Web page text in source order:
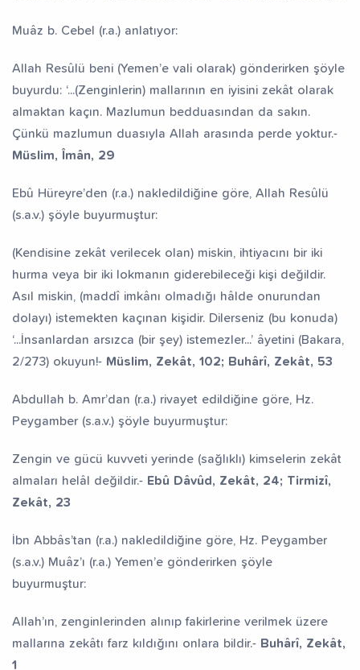
Muâz b. Cebel (r.a.) anlatıyor:
Allah Resûlü beni (Yemen’e vali olarak) gönderirken şöyle
buyurdu: ‘...(Zenginlerin) mallarının en iyisini zekât olarak
almaktan kaçın. Mazlumun bedduasından da sakın.
Çünkü mazlumun duasıyla Allah arasında perde yoktur.-
Müslim, Îmân, 29
Ebû Hüreyre’den (r.a.) nakledildiğine göre, Allah Resûlü
(s.a.v.) şöyle buyurmuştur:
(Kendisine zekât verilecek olan) miskin, ihtiyacını bir iki
hurma veya bir iki lokmanın giderebileceği kişi değildir.
Asıl miskin, (maddî imkânı olmadığı hâlde onurundan
dolayı) istemekten kaçınan kişidir. Dilerseniz (bu konuda)
‘...İnsanlardan arsızca (bir şey) istemezler...’ âyetini (Bakara,
2/273) okuyun!- Müslim, Zekât, 102; Buhârî, Zekât, 53
Abdullah b. Amr’dan (r.a.) rivayet edildiğine göre, Hz.
Peygamber (s.a.v.) şöyle buyurmuştur:
Zengin ve gücü kuvveti yerinde (sağlıklı) kimselerin zekât
almaları helâl değildir.- Ebû Dâvûd, Zekât, 24; Tirmizî,
Zekât, 23
İbn Abbâs’tan (r.a.) nakledildiğine göre, Hz. Peygamber
(s.a.v.) Muâz’ı (r.a.) Yemen’e gönderirken şöyle
buyurmuştur:
Allah’ın, zenginlerinden alınıp fakirlerine verilmek üzere
mallarına zekâtı farz kıldığını onlara bildir.- Buhârî, Zekât,
1